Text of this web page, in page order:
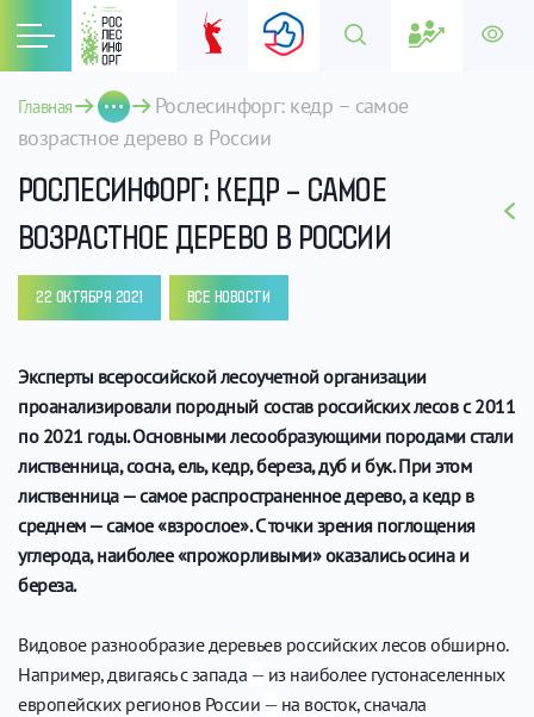
Главная
Рослесинфорг: кедр – самое
возрастное дерево в России
РОСЛЕСИНФОРГ: КЕДР – САМОЕ
ВОЗРАСТНОЕ ДЕРЕВО В РОССИИ
22 ОКТЯБРЯ 2021 ВСЕ НОВОСТИ
Эксперты всероссийской лесоучетной организации
проанализировали породный состав российских лесов с 2011
по 2021 годы. Основными лесообразующими породами стали
лиственница, сосна, ель, кедр, береза, дуб и бук. При этом
лиственница — самое распространенное дерево, а кедр в
среднем — самое «взрослое». С точки зрения поглощения
углерода, наиболее «прожорливыми» оказались осина и
береза.
Видовое разнообразие деревьев российских лесов обширно.
Например, двигаясь с запада —из наиболее густонаселенных
европейских регионов России —на восток, сначала